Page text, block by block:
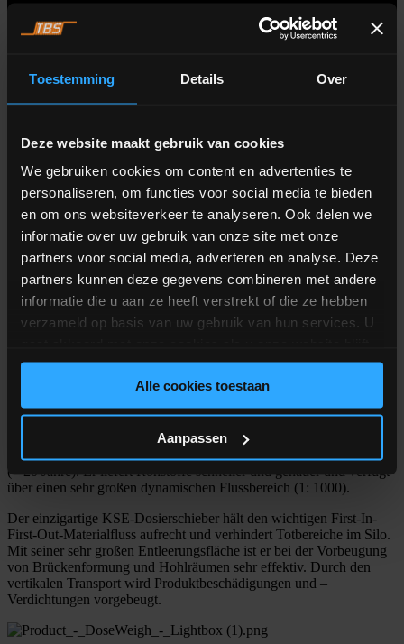
Toestemming Details Over
Deze website maakt gebruik van cookies
We gebruiken cookies om content en advertenties te
personaliseren, om functies voor social media te bieden
en om ons websiteverkeer te analyseren. Ook delen we
informatie over uw gebruik van onze site met onze
partners voor social media, adverteren en analyse. Deze
partners kunnen deze gegevens combineren met andere
informatie die u aan ze heeft verstrekt of die ze hebben
verzameld op basis van uw gebruik van hun services. U
gebruiken.
Alle cookies toestaan
Aanpassen
Dosierbereich
10 kg bis 6.000 kg
Dosiergenauigkeit
400 g
Wiegegenauigkeit
Wiegekapazität
1.000 kg bis 6.000 kg
Dosierpositionen
Bahnbrechender Dosierschieber
Der bahnbrechende Dosierschieber von KSE bietet fundamentale
Verbesserungen gegenüber herkömmlichen Dosiersystemen mit
Schneckenantrieb. Er verfügt über wenige bewegliche Teile, was
ihn wartungsfreundlich macht, und er bietet eine lange Lebensdauer
(> 20 Jahre). Er liefert Rohstoffe schneller und genauer und verfügt
über einen sehr großen dynamischen Flussbereich (1: 1000).
Der einzigartige KSE-Dosierschieber hält den wichtigen First-In-
First-Out-Materialfluss aufrecht und verhindert Totbereiche im Silo.
Mit seiner sehr großen Entleerungsfläche ist er bei der Vorbeugung
von Brückenformung und Hohlräumen sehr effektiv. Durch den
vertikalen Transport wird Produktbeschädigungen und –
Verdichtungen vorgebeugt.